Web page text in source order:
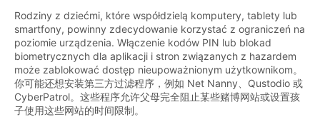
Rodziny z dziećmi, które współdzielą komputery, tablety lub
smartfony, powinny zdecydowanie korzystać z ograniczeń na
poziomie urządzenia. Włączenie kodów PIN lub blokad
biometrycznych dla aplikacji i stron związanych z hazardem
może zablokować dostęp nieupoważnionym użytkownikom。
你可能还想安装第三方过滤程序，例如 Net Nanny、Qustodio 或
CyberPatrol。这些程序允许父母完全阻止某些赌博网站或设置孩
子使用这些网站的时间限制。